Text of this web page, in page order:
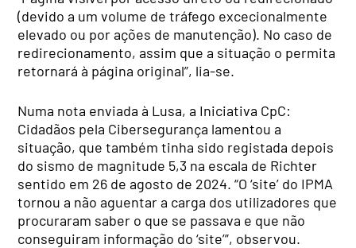
(devido a um volume de tráfego excecionalmente
elevado ou por ações de manutenção). No caso de
redirecionamento, assim que a situação o permita
retornará à página original”, lia-se.
Numa nota enviada à Lusa, a Iniciativa CpC:
Cidadãos pela Cibersegurança lamentou a
situação, que também tinha sido registada depois
do sismo de magnitude 5,3 na escala de Richter
sentido em 26 de agosto de 2024. “O ‘site’ do IPMA
tornou a não aguentar a carga dos utilizadores que
procuraram saber o que se passava e que não
conseguiram informação do ‘site’”, observou.